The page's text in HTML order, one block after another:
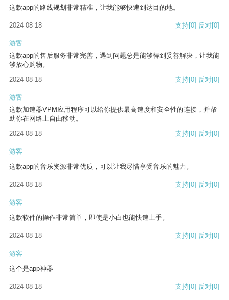
这款app的路线规划非常精准，让我能够快速到达目的地。
2024-08-18 支持[0] 反对[0]
游客
这款app的售后服务非常完善，遇到问题总是能够得到妥善解决，让我能
够放心购物。
2024-08-18
支持[0] 反对[0]
游客
这款加速器VPM应用程序可以给你提供最高速度和安全性的连接，并帮
助你在网络上自由移动。
2024-08-18
支持[0] 反对[0]
游客
这款app的音乐资源非常优质，可以让我尽情享受音乐的魅力。
2024-08-18 支持[0] 反对[0]
游客
这款软件的操作非常简单，即使是小白也能快速上手。
2024-08-18 支持[0] 反对[0]
游客
这个是app神器
2024-08-18 支持[0] 反对[0]